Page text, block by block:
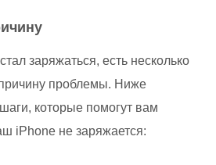
заряжаться, есть несколько
проблемы. Ниже
которые помогут вам
iPhone не заряжается: